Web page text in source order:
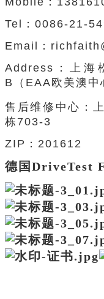
Tel：0086-21-
Email：
Address： 上海
B（EAA 欧美澳中
售后维修中心：
栋703-3
ZIP：201612
德国DriveTest